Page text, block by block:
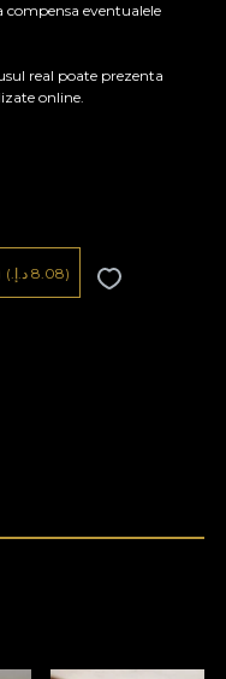
eventualele
real poate prezenta
online.
( 8.08 د.إ.‏)